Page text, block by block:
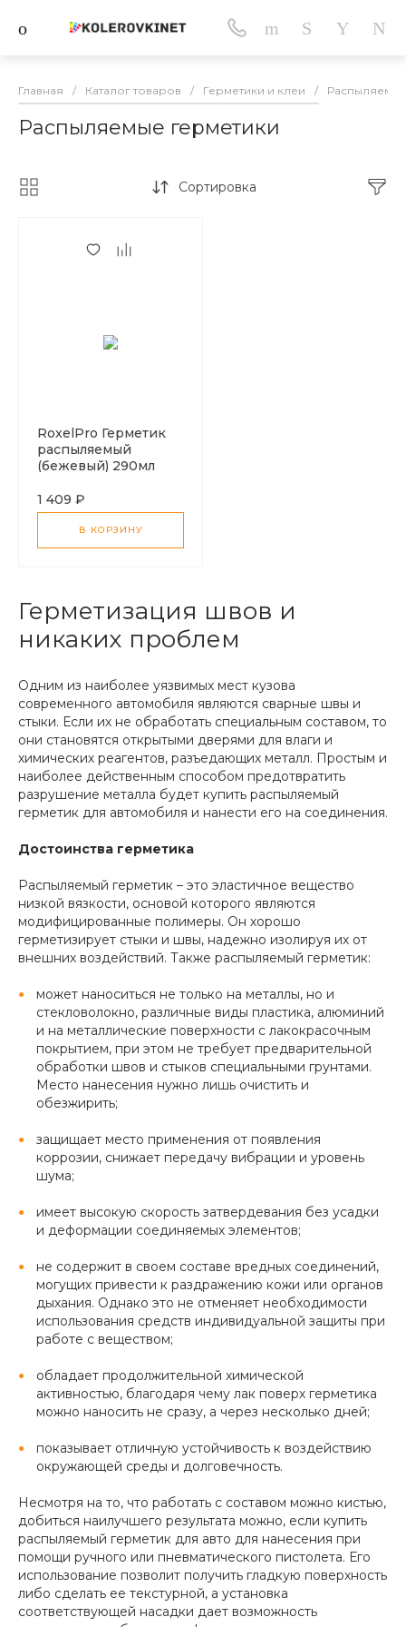
Главная / Каталог товаров / Герметики и клеи /
Распыляемые герметики
Сортировка
RoxelPro Герметик
распыляемый
(бежевый) 290мл
1 409 ₽
В КОРЗИНУ
Герметизация швов и
никаких проблем
Одним из наиболее уязвимых мест кузова
современного автомобиля являются сварные швы и
стыки. Если их не обработать специальным составом, то
они становятся открытыми дверями для влаги и
химических реагентов, разъедающих металл. Простым и
наиболее действенным способом предотвратить
разрушение металла будет купить распыляемый
герметик для автомобиля и нанести его на соединения.
Достоинства герметика
Распыляемый герметик – это эластичное вещество
низкой вязкости, основой которого являются
модифицированные полимеры. Он хорошо
герметизирует стыки и швы, надежно изолируя их от
внешних воздействий. Также распыляемый герметик:
может наноситься не только на металлы, но и
стекловолокно, различные виды пластика, алюминий
и на металлические поверхности с лакокрасочным
покрытием, при этом не требует предварительной
обработки швов и стыков специальными грунтами.
Место нанесения нужно лишь очистить и
обезжирить;
защищает место применения от появления
коррозии, снижает передачу вибрации и уровень
шума;
имеет высокую скорость затвердевания без усадки
и деформации соединяемых элементов;
не содержит в своем составе вредных соединений,
могущих привести к раздражению кожи или органов
дыхания. Однако это не отменяет необходимости
использования средств индивидуальной защиты при
работе с веществом;
обладает продолжительной химической
активностью, благодаря чему лак поверх герметика
можно наносить не сразу, а через несколько дней;
показывает отличную устойчивость к воздействию
окружающей среды и долговечность.
Несмотря на то, что работать с составом можно кистью,
добиться наилучшего результата можно, если купить
распыляемый герметик для авто для нанесения при
помощи ручного или пневматического пистолета. Его
использование позволит получить гладкую поверхность
либо сделать ее текстурной, а установка
соответствующей насадки дает возможность